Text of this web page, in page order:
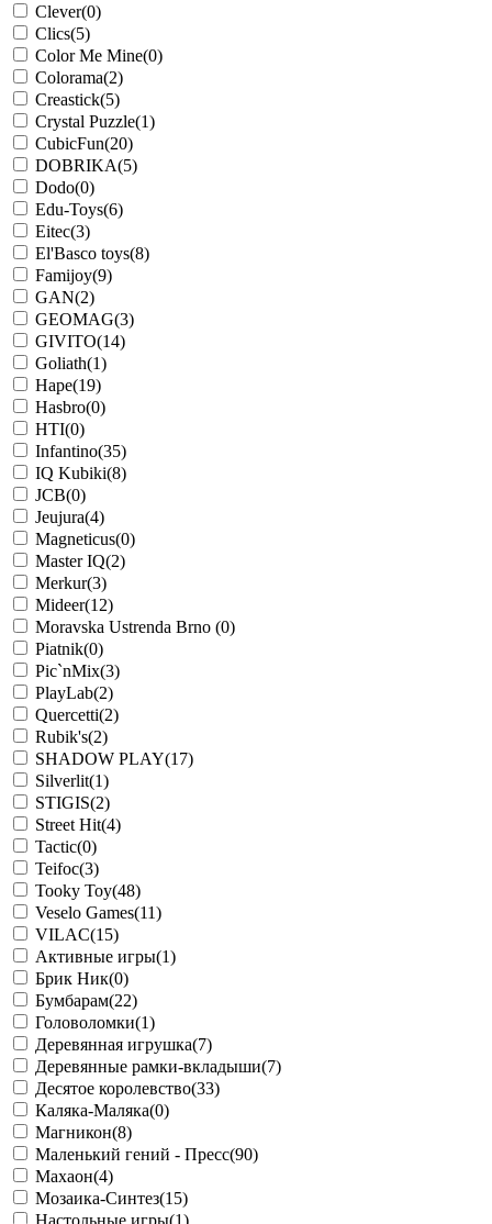
Clever(0)
Clics(5)
Color Me Mine(0)
Colorama(2)
Creastick(5)
Crystal Puzzle(1)
CubicFun(20)
DOBRIKA(5)
Dodo(0)
Edu-Toys(6)
Eitec(3)
El'Basco toys(8)
Famijoy(9)
GAN(2)
GEOMAG(3)
GIVITO(14)
Goliath(1)
Hape(19)
Hasbro(0)
HTI(0)
Infantino(35)
IQ Kubiki(8)
JCB(0)
Jeujura(4)
Magneticus(0)
Master IQ(2)
Merkur(3)
Mideer(12)
Moravska Ustrenda Brno (0)
Piatnik(0)
Pic`nMix(3)
PlayLab(2)
Quercetti(2)
Rubik's(2)
SHADOW PLAY(17)
Silverlit(1)
STIGIS(2)
Street Hit(4)
Tactic(0)
Teifoc(3)
Tooky Toy(48)
Veselo Games(11)
VILAC(15)
Активные игры(1)
Брик Ник(0)
Бумбарам(22)
Головоломки(1)
Деревянная игрушка(7)
Деревянные рамки-вкладыши(7)
Десятое королевство(33)
Каляка-Маляка(0)
Магникон(8)
Маленький гений - Пресс(90)
Махаон(4)
Мозаика-Синтез(15)
Настольные игры(1)